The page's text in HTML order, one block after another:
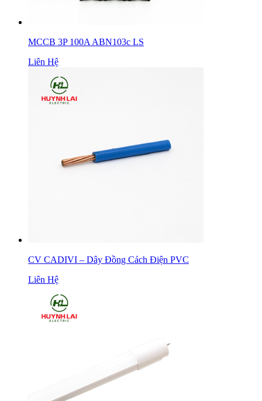
MCCB 3P 100A ABN103c LS
Liên Hệ
CV CADIVI – Dây Đồng Cách Điện PVC
Liên Hệ